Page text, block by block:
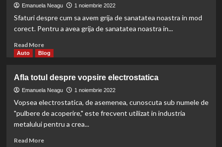
pentru
ta?
cate
ce
sunt,
lor
Emanuela Neagu 1 noiembrie 2022
Sfaturi despre cum sa avem grija de sanatatea noastra in mod
corect. Pentru a avea grija de sanatatea noastra in...
Read MoreRead
more
ce
este
important
sa
grija
Auto Blog
Afla totul despre vopsire electrostatica
Emanuela Neagu 1 noiembrie 2022
Vopsea electrostatica, de asemenea, cunoscuta sub numele de
"pulbere de acoperire," este frecvent utilizat in industria
metalului pentru a crea...
Read MoreRead